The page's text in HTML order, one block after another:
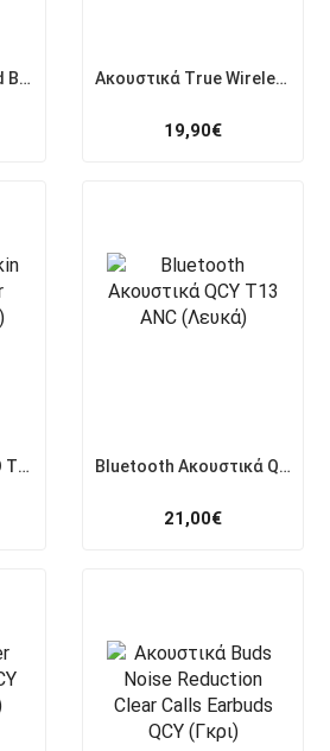
Ακουστικά Neckband BT Hybrid ANC Edifier W280NB Pro Λευκό Ακουστικά True Wireless ΒΤ Edifier X1 Lite Λευκό
19,90€
Ακουστικά Nillkin GO TWS4 In-ear Bluetooth (Γκρι) Bluetooth Ακουστικά QCY T13 ANC (Λευκά)
21,00€